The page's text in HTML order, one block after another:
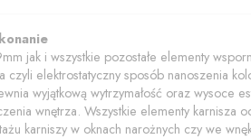
jak i wszystkie pozostałe elementy
czyli elektrostatyczny sposób nanoszenia
wyjątkową wytrzymałość oraz wysoce
wnętrza. Wszystkie elementy karnisza
karniszy w oknach narożnych czy we